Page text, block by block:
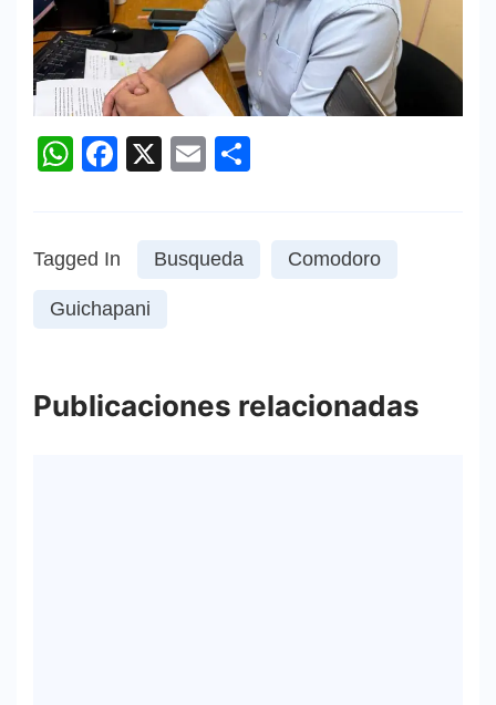
WhatsApp
Facebook
X Email
Tagged In Busqueda Comodoro
Guichapani
Publicaciones relacionadas